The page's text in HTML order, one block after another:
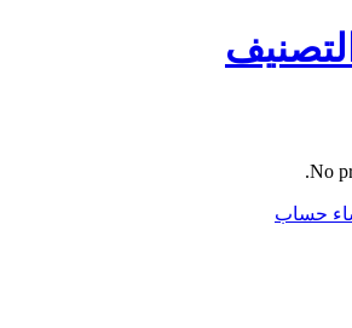
التصنيف
No
حساب